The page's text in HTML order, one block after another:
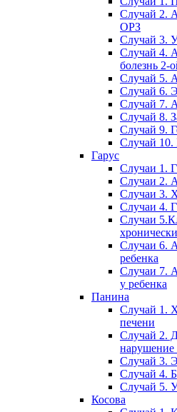
Случай 2.
ОРЗ
Случай 3.
Случай 4.
болезнь 2-
Случай 5.
Случай 6.
Случай 7.
Случай 8.
Случай 9.
Случай 10.
Гарус
Случаи 1.
Случаи 2.
Случаи 3.
Случаи 4.
Случаи
Случаи 6.
ребенка
Случаи 7.
у ребенка
Панина
Случай 1.
печени
Случай 2.
нарушение
Случай 3.
Случай 4.
Случай 5.
Косова